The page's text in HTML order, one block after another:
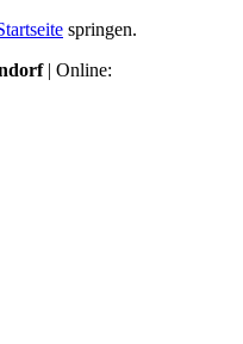
springen.
| Online: